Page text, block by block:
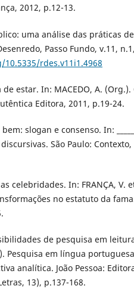
2012, p.12-13.
uma análise das práticas
Passo Fundo, v.11,
rdes.v11i1.4968
estar. In: MACEDO, A. (Org.).
Editora, 2011, p.19-24.
slogan e consenso. In:
São Paulo: Contexto,
celebridades. In: FRANÇA, V.
no estatuto da
de pesquisa em
Pesquisa em língua
analítica. João Pessoa:
13), p.137-168.